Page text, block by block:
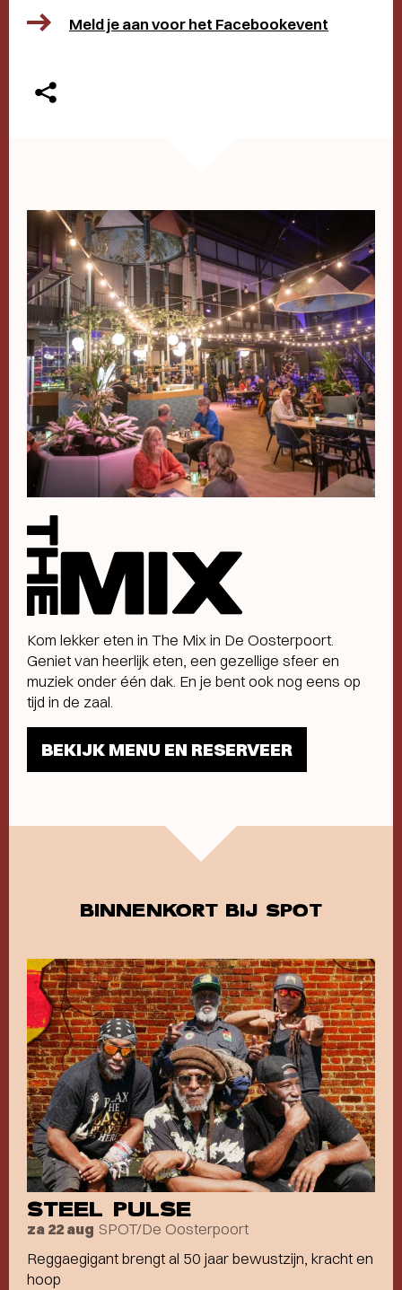
Meld je aan voor het Facebookevent
The
Mix
la
carte
Kom lekker eten in The Mix in De Oosterpoort.
Geniet van heerlijk eten, een gezellige sfeer en
muziek onder één dak. En je bent ook nog eens op
tijd in de zaal.
BEKIJK MENU EN RESERVEER
BINNENKORT BIJ SPOT
STEEL PULSE
za 22 aug SPOT/De Oosterpoort
Reggaegigant brengt al 50 jaar bewustzijn, kracht en
hoop